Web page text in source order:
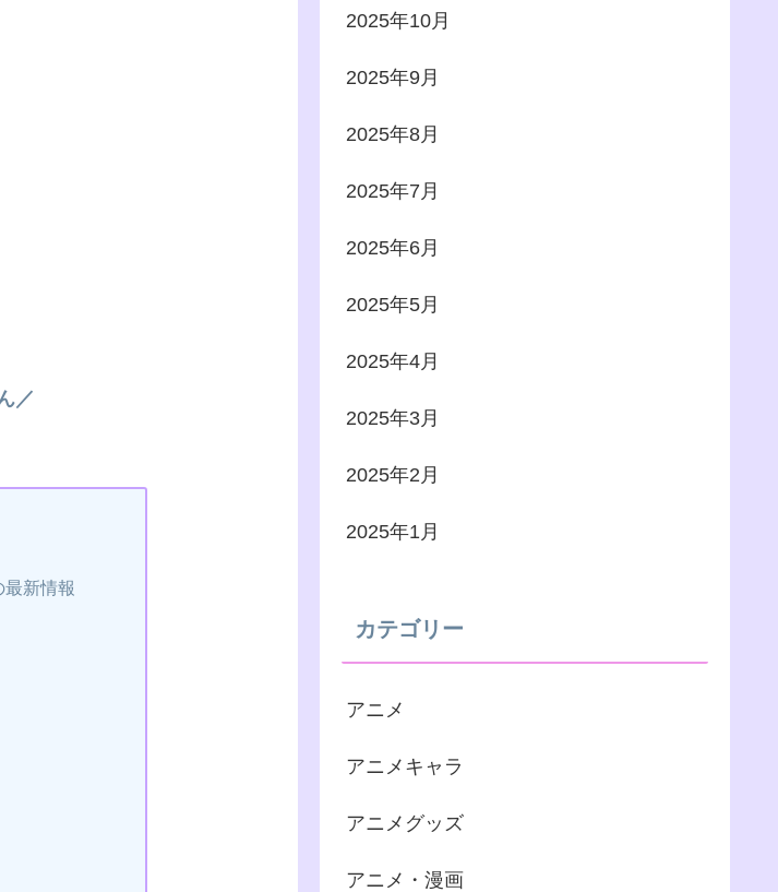
／
新情報
2025年10月
2025年9月
2025年8月
2025年7月
2025年6月
2025年5月
2025年4月
2025年3月
2025年2月
2025年1月
カテゴリー
アニメ
アニメキャラ
アニメグッズ
アニメ・漫画